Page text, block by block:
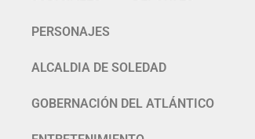
PERSONAJES
ALCALDIA DE SOLEDAD
GOBERNACIÓN DEL ATLÁNTICO